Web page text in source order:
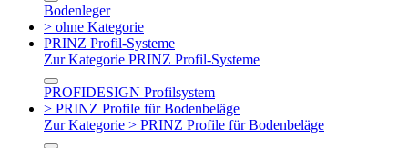
Bodenleger
> ohne Kategorie
PRINZ Profil-Systeme
Zur Kategorie PRINZ Profil-Systeme
PROFIDESIGN Profilsystem
> PRINZ Profile für Bodenbeläge
Zur Kategorie > PRINZ Profile für Bodenbeläge